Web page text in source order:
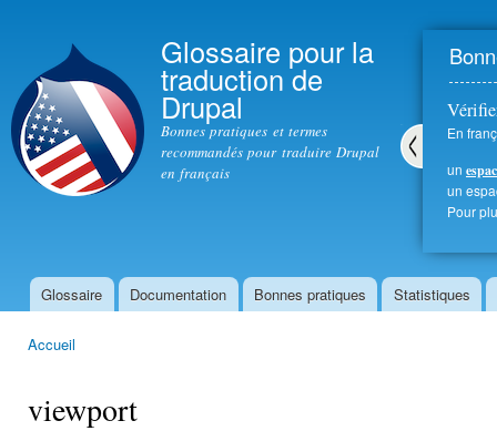
Glossaire pour la
traduction de
Drupal
Bonnes pratiques et termes
recommandés pour traduire Drupal
en français
En
un
un
Pour
Menu principal
Glossaire Documentation Bonnes pratiques Statistiques
Accueil
viewport